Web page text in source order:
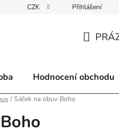
Způsoby doručení
CZK Přihlášení
KOŠÍK
Hodnocení obchodu
/ Sáček na obuv Boho